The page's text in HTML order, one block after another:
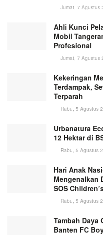
Jumat, 7 Agustus
Ahli Kunci
Mobil
Profesional
Jumat, 7 Agustus
Kekeringan
Terdampak,
Terparah
Rabu, 5 Agustus
Urbanatura
12 Hektar di
Rabu, 5 Agustus
Hari Anak
Mengenalkan
SOS
Rabu, 5 Agustus
Tambah Daya
Banten FC